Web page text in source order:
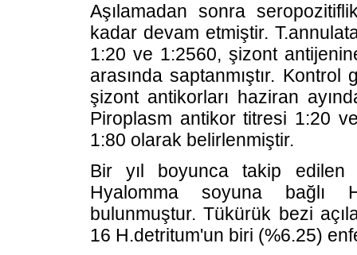
Aşılamadan sonra
kadar devam etmiştir.
1:20 ve 1:2560, şizont
arasında saptanmıştır.
şizont antikorları haziran
Piroplasm antikor titresi 1:20
1:80 olarak belirlenmiştir.
Bir yıl boyunca takip edilen
Hyalomma soyuna bağlı
bulunmuştur. Tükürük bezi
16 H.detritum'un biri (%6.25)